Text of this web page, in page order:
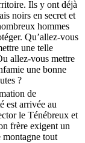
Ils y ont déjà
noirs en secret et
hommes
Qu’allez-vous
une telle
allez-vous mettre
une bonne
?
de
est arrivée au
le Ténébreux et
frère exigent un
montagne tout